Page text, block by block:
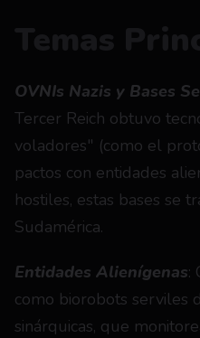
OVNIs Nazis y Bases
Tercer Reich obtuvo
voladores" (como el
pactos con entidades
hostiles, estas bases se
Sudamérica.
Entidades Alienígenas:
como biorobots serviles
sinárquicas, que